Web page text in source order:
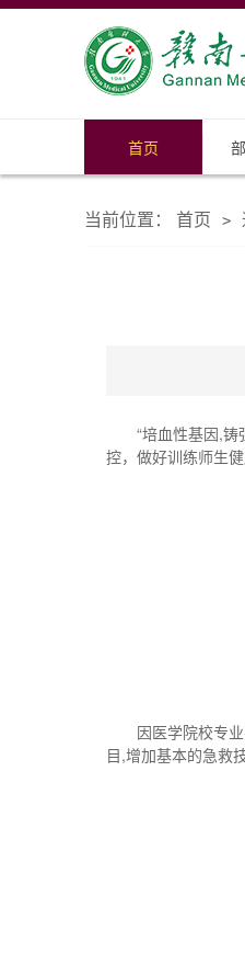
首页
当前位置： 首页 >
“培血性基因,
控，做好训练师生
因医学院校专
目,增加基本的急救